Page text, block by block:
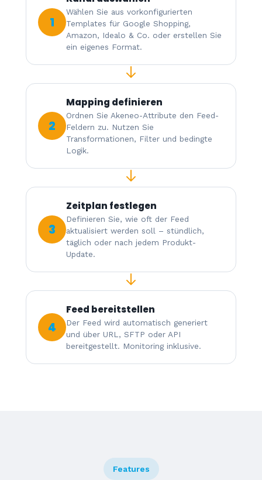
1
Wählen Sie aus vorkonfigurierten
Templates für Google Shopping,
Amazon, Idealo & Co. oder erstellen Sie
ein eigenes Format.
2
Mapping definieren
Ordnen Sie Akeneo-Attribute den Feed-
Feldern zu. Nutzen Sie
Transformationen, Filter und bedingte
Logik.
3
Zeitplan festlegen
Definieren Sie, wie oft der Feed
aktualisiert werden soll – stündlich,
täglich oder nach jedem Produkt-
Update.
4
Feed bereitstellen
Der Feed wird automatisch generiert
und über URL, SFTP oder API
bereitgestellt. Monitoring inklusive.
Features